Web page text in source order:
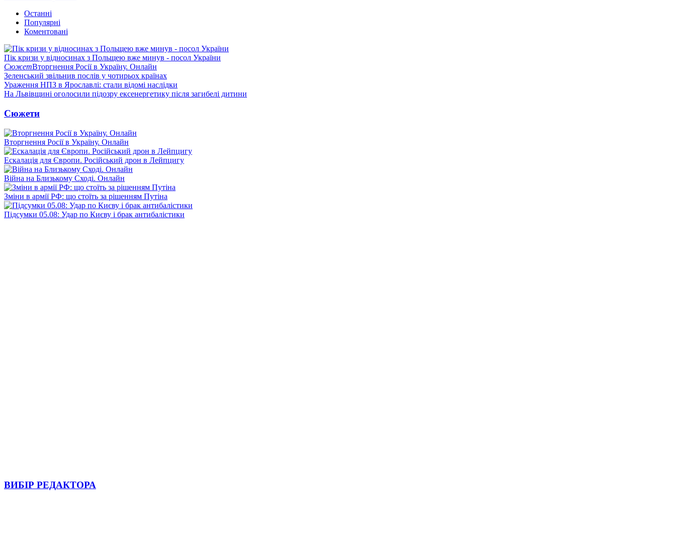
Останні
Популярні
Коментовані
Пік кризи у відносинах з Польщею вже минув - посол України
СюжетВторгнення Росії в Україну. Онлайн
Зеленський звільнив послів у чотирьох країнах
Ураження НПЗ в Ярославлі: стали відомі наслідки
На Львівщині оголосили підозру ексенергетику після загибелі дитини
Сюжети
Вторгнення Росії в Україну. Онлайн
Ескалація для Європи. Російський дрон в Лейпцигу
Війна на Близькому Сході. Онлайн
Зміни в армії РФ: що стоїть за рішенням Путіна
Підсумки 05.08: Удар по Києву і брак антибалістики
ВИБІР РЕДАКТОРА